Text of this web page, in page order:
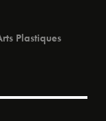
Plastiques